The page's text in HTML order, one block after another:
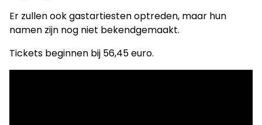
Er zullen ook gastartiesten optreden, maar hun
namen zijn nog niet bekendgemaakt.
Tickets beginnen bij 56,45 euro.